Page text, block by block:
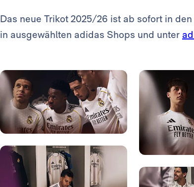
Das neue Trikot 2025/26 ist ab sofort in den
in ausgewählten adidas Shops und unter